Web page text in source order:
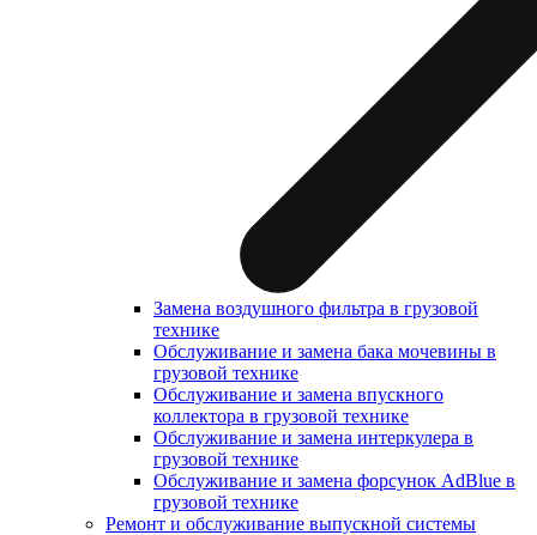
Замена воздушного фильтра в грузовой
технике
Обслуживание и замена бака мочевины в
грузовой технике
Обслуживание и замена впускного
коллектора в грузовой технике
Обслуживание и замена интеркулера в
грузовой технике
Обслуживание и замена форсунок AdBlue в
грузовой технике
Ремонт и обслуживание выпускной системы